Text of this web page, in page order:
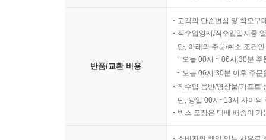
반품/교환 비용
고객의 단순변심 및 착오구
직수입양서/직수입일서중
단, 아래의 주문/취소 조건
오늘 00시 ~ 06시 30분
오늘 06시 30분 이후 주
직수입 음반/영상물/기프트
단, 당일 00시~13시 사이의
박스 포장은 택배 배송이